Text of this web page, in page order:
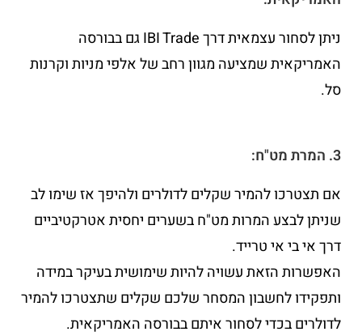
ניתן לסחור עצמאית דרך IBI Trade גם בבורסה
האמריקאית שמציעה מגוון רחב של אלפי מניות וקרנות
סל.
3. המרת מט"ח:
אם תצטרכו להמיר שקלים לדולרים ולהיפך אז שימו לב
שניתן לבצע המרות מט"ח בשערים יחסית אטרקטיביים
דרך אי בי אי טרייד.
האפשרות הזאת עשויה להיות שימושית בעיקר במידה
ותפקידו לחשבון המסחר שלכם שקלים שתצטרכו להמיר
לדולרים בכדי לסחור איתם בבורסה האמריקאית.